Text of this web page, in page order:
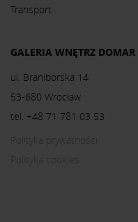
Transport
GALERIA WNĘTRZ DOMAR
ul. Braniborska 14
53-680 Wrocław
tel. +48 71 781 03 53